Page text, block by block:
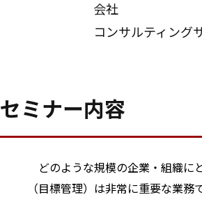
会社
コンサルティング
セミナー内容
どのような規模の企業・組織に
（目標管理）は非常に重要な業務